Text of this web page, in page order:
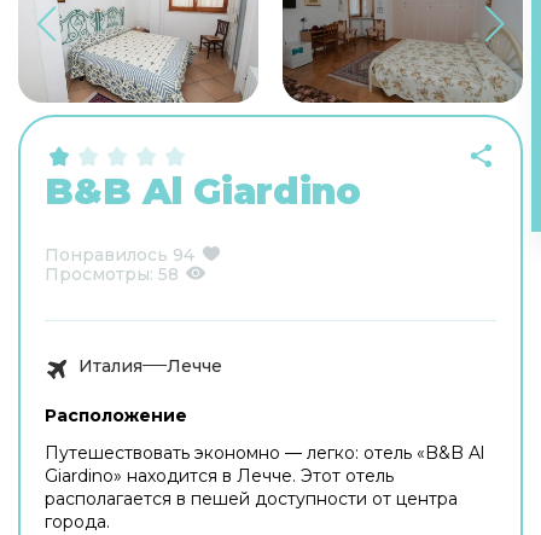
B&B Al Giardino
Понравилось 94
Просмотры: 58
Италия Лечче
Расположение
Путешествовать экономно — легко: отель «B&B Al
Giardino» находится в Лечче. Этот отель
располагается в пешей доступности от центра
города.